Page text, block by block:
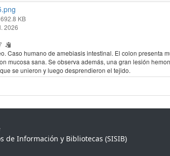
KB
2026
Caso humano de amebiasis intestinal. El colon presenta
mucosa sana. Se observa además, una gran lesión
se unieron y luego desprendieron el tejido.
de Información y Bibliotecas (SISIB)